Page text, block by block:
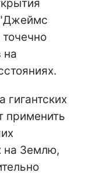
"Джеймс
на
гигантских
применить
на Землю,